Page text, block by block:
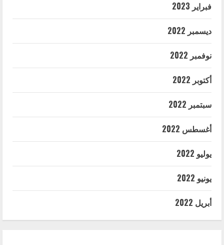
فبراير 2023
ديسمبر 2022
نوفمبر 2022
أكتوبر 2022
سبتمبر 2022
أغسطس 2022
يوليو 2022
يونيو 2022
أبريل 2022